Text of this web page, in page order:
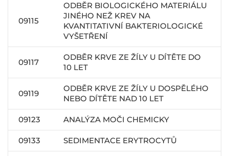
09115
ODBĚR BIOLOGICKÉHO MATERIÁLU
JINÉHO NEŽ KREV NA
KVANTITATIVNÍ BAKTERIOLOGICKÉ
VYŠETŘENÍ
09117
ODBĚR KRVE ZE ŽÍLY U DÍTĚTE DO
10 LET
09119
ODBĚR KRVE ZE ŽÍLY U DOSPĚLÉHO
NEBO DÍTĚTE NAD 10 LET
09123 ANALÝZA MOČI CHEMICKY
09133 SEDIMENTACE ERYTROCYTŮ